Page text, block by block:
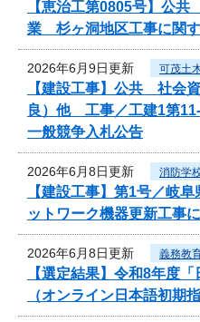
【恵治工第0805号】公
業 杉ヶ洞地区工事に関
2026年6月9日更新 可茂土
【建設工事】公共 社会
良）他 工事／工建1第
一般競争入札公告
2026年6月8日更新 消防学
【建設工事】第1号／岐
ットワーク機器更新工事
2026年6月8日更新 義務教
【選定結果】令和8年度
（オンライン日本語初期